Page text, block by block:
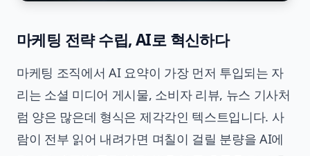
마케팅 전략 수립, AI로 혁신하다
마케팅 조직에서 AI 요약이 가장 먼저 투입되는 자
리는 소셜 미디어 게시물, 소비자 리뷰, 뉴스 기사처
럼 양은 많은데 형식은 제각각인 텍스트입니다. 사
람이 전부 읽어 내려가면 며칠이 걸릴 분량을 AI에